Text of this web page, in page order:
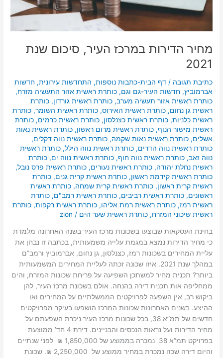
מחיר הדירות במרכז העיר, סיכום שנת
2021
כתיבת תגובה /דף הבית-כתבות נוספות, התחדשות עירונית,חדשות
אברמוביץ,חדשות העיר-גם וגם,כותרת ראשית אזור התעשיה מזרח,
כותרת ראשית אזור תעשיה מערב,כותרת ראשית גורדון,כותרת
ראשית גן נחום,כותרת ראשית האירוס,כותרת ראשית השומר,כותרת
ראשית כלניות,כותרת ראשית כצנלסון,כותרת ראשית כרמים,כותרת
ראשית מישור הנוף,כותרת ראשית מרום ראשון,כותרת ראשית נאות
אשלים,כותרת ראשית נאות שקמה,כותרת ראשית נווה דקלים,
כותרת ראשית נווה הדרים,כותרת ראשית נווה הילל,כותרת ראשית
נווה זאב,כותרת ראשית נווה חוף,כותרת ראשית נווה ים,כותרת
ראשית נחלת יהודה,כותרת ראשית נעורים,כותרת ראשית פרס נובל,
כותרת ראשית קידמת ראשון,כותרת ראשית קרית גנים,כותרת
ראשית קרית ראשון,כותרת ראשית קרית שמחה,כותרת ראשית
ראשונים,כותרת ראשית רביבים,כותרת ראשית רמב"ם,כותרת
ראשית רמז,כותרת ראשית רמת אליהו,כותרת ראשית רקפות,כותרת
ראשית שיכוני המזרח,כותרת ראשית שער הים /
zion
בחינת העסקאות שבוצעו בשכונות מרכז העיר בשנה האחרונה מלמדת
כי מחיר הדירות נמצא במגמת עלייה משמעותית, בכתבה זו נבחן את
עליית המחירים בשכונות רמז, כצנלסון, גן נחום, אברמוביץ ורמב”ם
במהלך שנת 2021. איזו שכונה זכתה לעליית המחירים המשמעותית
ביותר? תכנית מחיר למשתכן השפיעה על פריחת שכונות המזרח, והים
ממחליפה אות תכנית דירה בהנחה. אולם בשכונת מרכז העיר, להן
ביקוש רב, אין השפעה לפרויקטים הממשלתיים על המחירים ואו
ההיצע. בשנים האחרונות שכונות המרכז הושפעו בעיקר מפרויקטים
חדשים של תמ”א 38, בכל שכונות מרכז העיר ניכרת השפעתם על
מחיר הדירות ועל נראות הנכסים והבניינים. דירת 4 חד’ ממוצעת
בפרויקט תמ”א 38 נמכרה בממוצע של 1,850,000 ₪ לפני שנתיים
והיום דירה שכזו נמכרת במחיר ממוצע של 2,250,000 ₪. שכונת